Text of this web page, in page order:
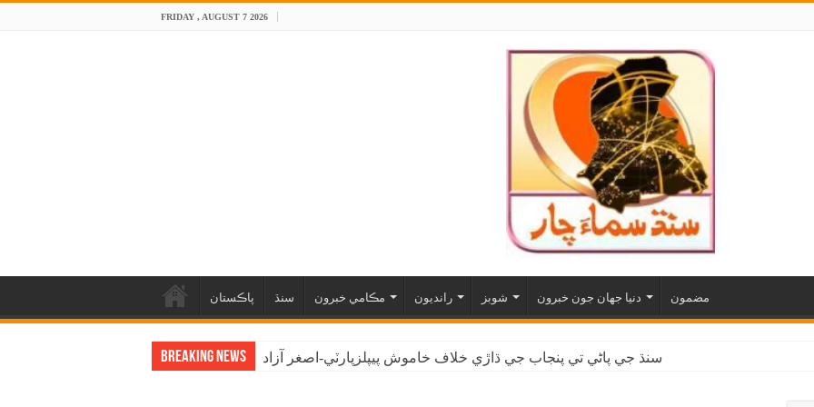
FRIDAY , AUGUST 7 2026
پاڪستان سنڌ مڪامي خبرون رانديون شوبز دنيا جهان جون خبرون مضمون
Breaking News سنڌ جي پاڻي تي پنجاب جي ڌاڙي خلاف خاموش پيپلزپارٽي-اصغر آزاد